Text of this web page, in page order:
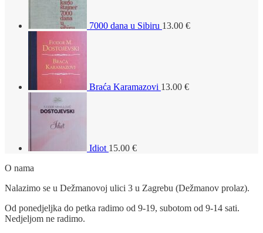
7000 dana u Sibiru 13.00 €
Braća Karamazovi 13.00 €
Idiot 15.00 €
O nama
Nalazimo se u Dežmanovoj ulici 3 u Zagrebu (Dežmanov prolaz).
Od ponedjeljka do petka radimo od 9-19, subotom od 9-14 sati.
Nedjeljom ne radimo.